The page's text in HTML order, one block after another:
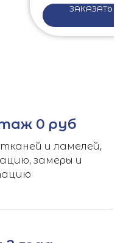
ЗАКАЗАТЬ
0 руб
и ламелей,
замеры и